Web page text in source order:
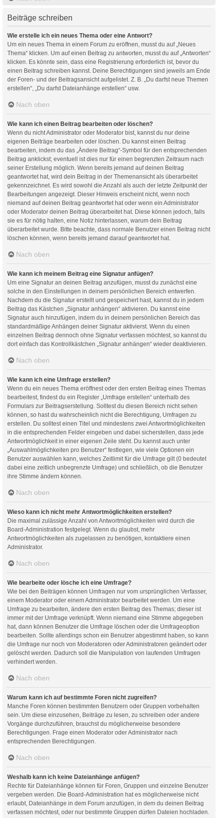
Beiträge schreiben
Wie erstelle ich ein neues Thema oder eine Antwort?
Um ein neues Thema in einem Forum zu eröffnen, musst du auf „Neues
Thema“ klicken. Um auf einen Beitrag zu antworten, musst du auf „Antworten“
klicken. Es könnte sein, dass eine Registrierung erforderlich ist, bevor du
einen Beitrag schreiben kannst. Deine Berechtigungen sind jeweils am Ende
der Foren- und der Beitragsansicht aufgelistet. Z. B. „Du darfst neue Themen
erstellen“, „Du darfst Dateianhänge erstellen“ usw.
Nach oben
Wie kann ich einen Beitrag bearbeiten oder löschen?
Wenn du nicht Administrator oder Moderator bist, kannst du nur deine
eigenen Beiträge bearbeiten oder löschen. Du kannst einen Beitrag
bearbeiten, indem du das „Ändere Beitrag“-Symbol für den entsprechenden
Beitrag anklickst; eventuell ist dies nur für einen begrenzten Zeitraum nach
seiner Erstellung möglich. Wenn bereits jemand auf deinen Beitrag
geantwortet hat, wird dein Beitrag in der Themenansicht als überarbeitet
gekennzeichnet. Es wird sowohl die Anzahl als auch der letzte Zeitpunkt der
Bearbeitungen angezeigt. Dieser Hinweis erscheint nicht, wenn noch
niemand auf deinen Beitrag geantwortet hat oder wenn ein Administrator
oder Moderator deinen Beitrag überarbeitet hat. Diese können jedoch, falls
sie es für nötig halten, eine Notiz hinterlassen, warum dein Beitrag
überarbeitet wurde. Bitte beachte, dass normale Benutzer einen Beitrag nicht
löschen können, wenn bereits jemand darauf geantwortet hat.
Nach oben
Wie kann ich meinem Beitrag eine Signatur anfügen?
Um eine Signatur an deinen Beitrag anzufügen, musst du zunächst eine
solche in den Einstellungen in deinem persönlichen Bereich entwerfen.
Nachdem du die Signatur erstellt und gespeichert hast, kannst du in jedem
Beitrag das Kästchen „Signatur anhängen“ aktivieren. Du kannst eine
Signatur auch hinzufügen, indem du in deinem persönlichen Bereich das
standardmäßige Anhängen deiner Signatur aktivierst. Wenn du einen
einzelnen Beitrag dennoch ohne Signatur verfassen möchtest, so kannst du
dort einfach das Kontrollkästchen „Signatur anhängen“ wieder deaktivieren.
Nach oben
Wie kann ich eine Umfrage erstellen?
Wenn du ein neues Thema eröffnest oder den ersten Beitrag eines Themas
bearbeitest, findest du ein Register „Umfrage erstellen“ unterhalb des
Formulars zur Beitragserstellung. Solltest du diesen Bereich nicht sehen
können, so hast du wahrscheinlich nicht die Berechtigung, Umfragen zu
erstellen. Du solltest einen Titel und mindestens zwei Antwortmöglichkeiten
in die entsprechenden Felder eingeben und dabei sicherstellen, dass jede
Antwortmöglichkeit in einer eigenen Zeile steht. Du kannst auch unter
„Auswahlmöglichkeiten pro Benutzer“ festlegen, wie viele Optionen ein
Benutzer auswählen kann, welches Zeitlimit für die Umfrage gilt (0 bedeutet
dabei eine zeitlich unbegrenzte Umfrage) und schließlich, ob die Benutzer
ihre Stimme ändern können.
Nach oben
Wieso kann ich nicht mehr Antwortmöglichkeiten erstellen?
Die maximal zulässige Anzahl von Antwortmöglichkeiten wird durch die
Board-Administration festgelegt. Wenn du glaubst, mehr
Antwortmöglichkeiten als zugelassen zu benötigen, kontaktiere einen
Administrator.
Nach oben
Wie bearbeite oder lösche ich eine Umfrage?
Wie bei den Beiträgen können Umfragen nur vom ursprünglichen Verfasser,
einem Moderator oder einem Administrator bearbeitet werden. Um eine
Umfrage zu bearbeiten, ändere den ersten Beitrag des Themas; dieser ist
immer mit der Umfrage verknüpft. Wenn niemand eine Stimme abgegeben
hat, dann können Benutzer die Umfrage löschen oder die Umfrageoption
bearbeiten. Sollte allerdings schon ein Benutzer abgestimmt haben, so kann
die Umfrage nur noch von Moderatoren oder Administratoren geändert oder
gelöscht werden. Dadurch soll die Manipulation von laufenden Umfragen
verhindert werden.
Nach oben
Warum kann ich auf bestimmte Foren nicht zugreifen?
Manche Foren können bestimmten Benutzern oder Gruppen vorbehalten
sein. Um diese einzusehen, Beiträge zu lesen, zu schreiben oder andere
Vorgänge durchzuführen, brauchst du möglicherweise besondere
Berechtigungen. Frage einen Moderator oder Administrator nach
entsprechenden Berechtigungen.
Nach oben
Weshalb kann ich keine Dateianhänge anfügen?
Rechte für Dateianhänge können für Foren, Gruppen und einzelne Benutzer
vergeben werden. Die Board-Administration hat es möglicherweise nicht
erlaubt, Dateianhänge in dem Forum anzufügen, in dem du deinen Beitrag
verfassen möchtest, oder nur bestimmte Gruppen dürfen Dateien hochladen.